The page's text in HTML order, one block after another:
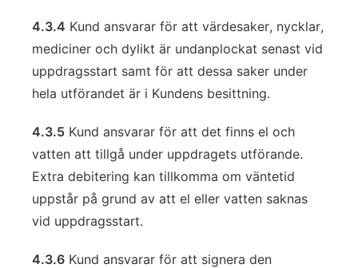
4.3.4 Kund ansvarar för att värdesaker, nycklar,
mediciner och dylikt är undanplockat senast vid
uppdragsstart samt för att dessa saker under
hela utförandet är i Kundens besittning.
4.3.5 Kund ansvarar för att det finns el och
vatten att tillgå under uppdragets utförande.
Extra debitering kan tillkomma om väntetid
uppstår på grund av att el eller vatten saknas
vid uppdragsstart.
4.3.6 Kund ansvarar för att signera den